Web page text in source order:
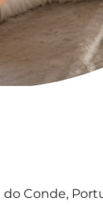
do Conde,